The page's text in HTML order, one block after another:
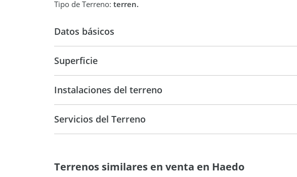
Tipo de Terreno: terren.
Datos básicos
Superficie
Instalaciones del terreno
Servicios del Terreno
Terrenos similares en venta en Haedo